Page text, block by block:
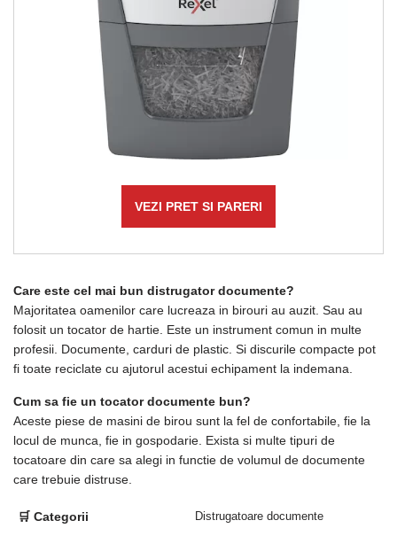
VEZI PRET SI PARERI
Care este cel mai bun distrugator documente?
Majoritatea oamenilor care lucreaza in birouri au auzit. Sau au
folosit un tocator de hartie. Este un instrument comun in multe
profesii. Documente, carduri de plastic. Si discurile compacte pot
fi toate reciclate cu ajutorul acestui echipament la indemana.
Cum sa fie un tocator documente bun?
Aceste piese de masini de birou sunt la fel de confortabile, fie la
locul de munca, fie in gospodarie. Exista si multe tipuri de
tocatoare din care sa alegi in functie de volumul de documente
care trebuie distruse.
🛒 Categorii Distrugatoare documente